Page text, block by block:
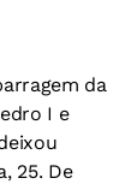
da
I e
25. De